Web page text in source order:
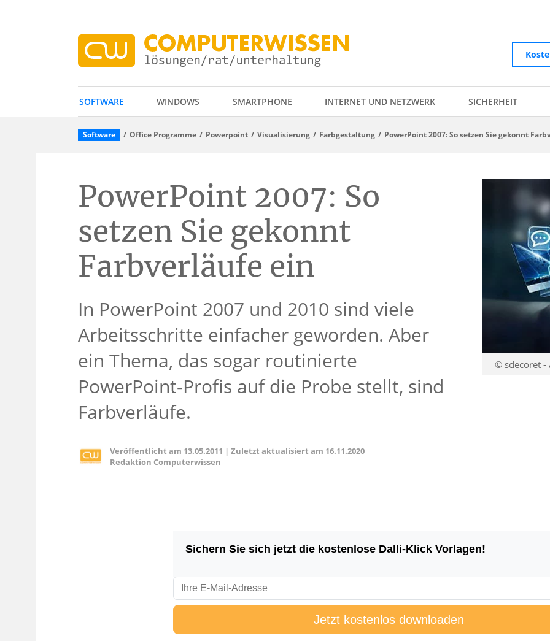
SOFTWARE WINDOWS SMARTPHONE INTERNET UND NETZWERK SICHERHEIT
Software Office Programme Powerpoint Visualisierung Farbgestaltung PowerPoint 2007: So setzen Sie gekonnt
© sdecoret -
PowerPoint 2007: So
setzen Sie gekonnt
Farbverläufe ein
In PowerPoint 2007 und 2010 sind viele
Arbeitsschritte einfacher geworden. Aber
ein Thema, das sogar routinierte
PowerPoint-Profis auf die Probe stellt, sind
Farbverläufe.
Veröffentlicht am 13.05.2011 | Zuletzt aktualisiert am 16.11.2020
Redaktion Computerwissen